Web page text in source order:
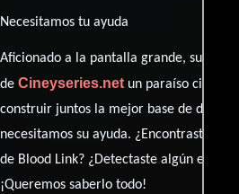
Necesitamos tu ayuda
Aficionado a la pantalla grande, su
de Cineyseries.netun paraíso cinéfilo
construir juntos la mejor base de datos
necesitamos su ayuda. ¿Encontraste
de Blood Link? ¿Detectaste algún error
¡Queremos saberlo todo!